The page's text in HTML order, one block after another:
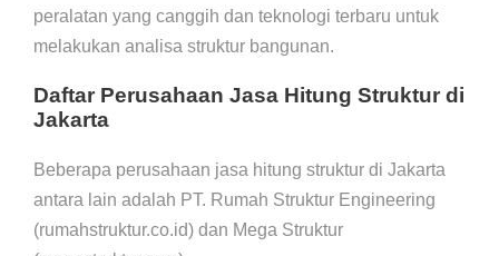
peralatan yang canggih dan teknologi terbaru untuk
melakukan analisa struktur bangunan.
Daftar Perusahaan Jasa Hitung Struktur di
Jakarta
Beberapa perusahaan jasa hitung struktur di Jakarta
antara lain adalah PT. Rumah Struktur Engineering
(rumahstruktur.co.id) dan Mega Struktur